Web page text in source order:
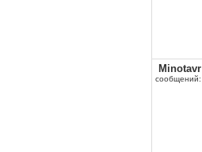
Minotavr
сообщений: